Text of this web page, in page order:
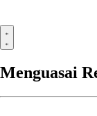
Menguasai